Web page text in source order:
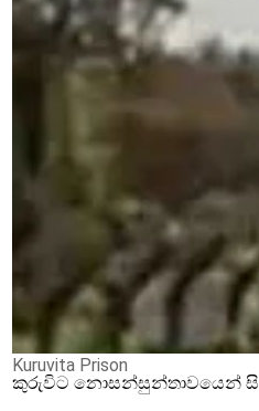
Kuruvita Prison
කුරුවිට නොසන්සුන්තාවයෙන්